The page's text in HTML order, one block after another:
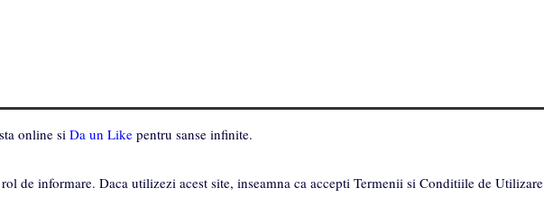
online si Da un Likepentru sanse infinite.
de informare. Daca utilizezi acest site, inseamna ca accepti Termenii si Conditiile de Utilizare